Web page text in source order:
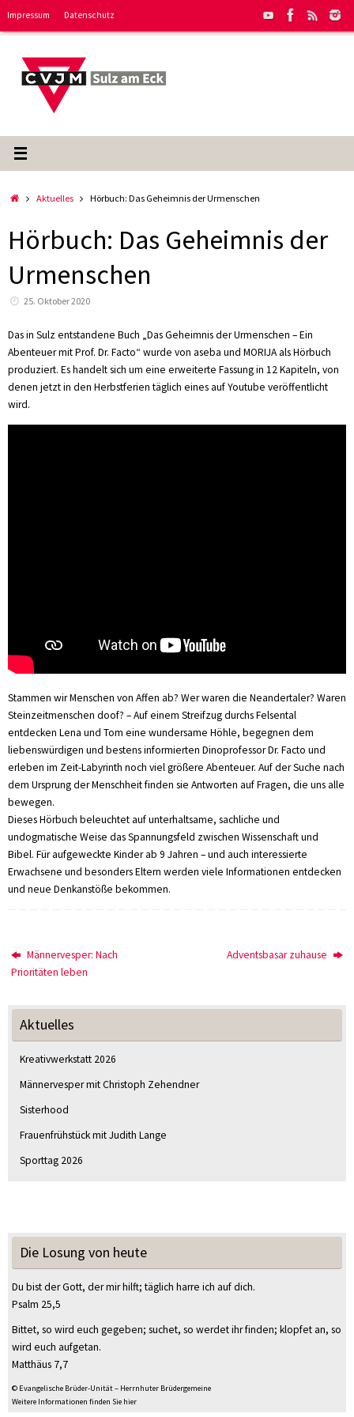
Impressum Datenschutz
StartAktuelles Hörbuch: Das Geheimnis der Urmenschen
Hörbuch: Das Geheimnis der
Urmenschen
25. Oktober 2020
Das in Sulz entstandene Buch „Das Geheimnis der Urmenschen – Ein
Abenteuer mit Prof. Dr. Facto“ wurde von aseba und MORIJA als Hörbuch
produziert. Es handelt sich um eine erweiterte Fassung in 12 Kapiteln, von
denen jetzt in den Herbstferien täglich eines auf Youtube veröffentlicht
wird.
Stammen wir Menschen von Affen ab? Wer waren die Neandertaler? Waren
Steinzeitmenschen doof? – Auf einem Streifzug durchs Felsental
entdecken Lena und Tom eine wundersame Höhle, begegnen dem
liebenswürdigen und bestens informierten Dinoprofessor Dr. Facto und
erleben im Zeit-Labyrinth noch viel größere Abenteuer. Auf der Suche nach
dem Ursprung der Menschheit finden sie Antworten auf Fragen, die uns alle
bewegen.
Dieses Hörbuch beleuchtet auf unterhaltsame, sachliche und
undogmatische Weise das Spannungsfeld zwischen Wissenschaft und
Bibel. Für aufgeweckte Kinder ab 9 Jahren – und auch interessierte
Erwachsene und besonders Eltern werden viele Informationen entdecken
und neue Denkanstöße bekommen.
Männervesper: Nach
Prioritäten leben
Adventsbasar zuhause
Aktuelles
Kreativwerkstatt 2026
Männervesper mit Christoph Zehendner
Sisterhood
Frauenfrühstück mit Judith Lange
Sporttag 2026
Die Losung von heute
Du bist der Gott, der mir hilft; täglich harre ich auf dich.
Psalm 25,5
Bittet, so wird euch gegeben; suchet, so werdet ihr finden; klopfet an, so
wird euch aufgetan.
Matthäus 7,7
© Evangelische Brüder-Unität – Herrnhuter Brüdergemeine
Weitere Informationen finden Sie hier